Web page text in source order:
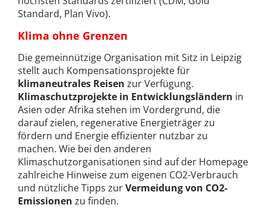
Standard, Plan Vivo).
Klima ohne Grenzen
Die gemeinnützige Organisation mit Sitz in Leipzig
stellt auch Kompensationsprojekte für
klimaneutrales Reisen zur Verfügung.
Klimaschutzprojekte in Entwicklungsländern in
Asien oder Afrika stehen im Vordergrund, die
darauf zielen, regenerative Energieträger zu
fördern und Energie effizienter nutzbar zu
machen. Wie bei den anderen
Klimaschutzorganisationen sind auf der Homepage
zahlreiche Hinweise zum eigenen CO2-Verbrauch
und nützliche Tipps zurVermeidung von CO2-
Emissionen zu finden.